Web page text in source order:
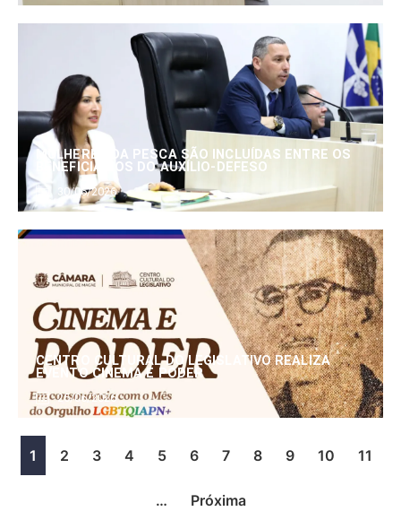
MULHERES DA PESCA SÃO INCLUÍDAS ENTRE OS
BENEFICIÁRIOS DO AUXÍLIO-DEFESO
30/06/2026
CENTRO CULTURAL DO LEGISLATIVO REALIZA
EVENTO CINEMA E PODER
25/06/2026
1 2 3 4 5 6 7 8 9 10 11
… Próxima